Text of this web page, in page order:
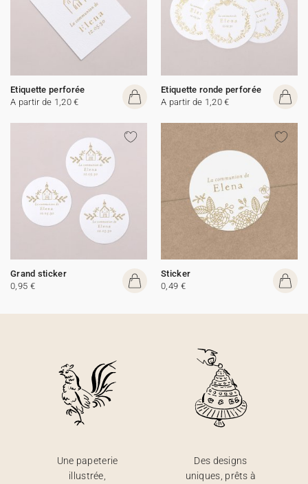
Etiquette perforée
A partir de 1,20 €
Etiquette ronde perforée
A partir de 1,20 €
Grand sticker
0,95 €
Sticker
0,49 €
Une papeterie
illustrée,
Des designs
uniques, prêts à